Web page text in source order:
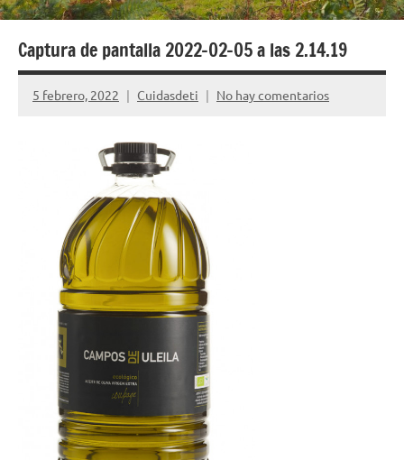
Captura de pantalla 2022-02-05 a las 2.14.19
5 febrero, 2022 Cuidasdeti No hay comentarios